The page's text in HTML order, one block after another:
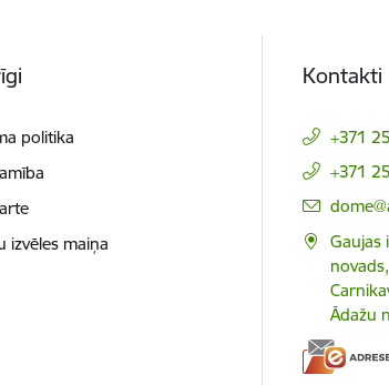
politika
izvēles maiņa
Kontakti
+371
+371
E-
Gaujas
Ādažu